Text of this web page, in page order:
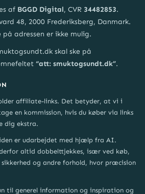
af BGGD Digital, CVR 34482853.
48, 2000 Frederiksberg, Danmark.
på adressen er ikke mulig.
skal ske på
“att: smuktogsundt.dk”.
affiliate-links. Det betyder, at vi i
en kommission, hvis du køber via links
dig ekstra.
er udarbejdet med hjælp fra AI.
altid dobbelttjekkes, især ved køb,
og andre forhold, hvor præcision
til generel information og inspiration og